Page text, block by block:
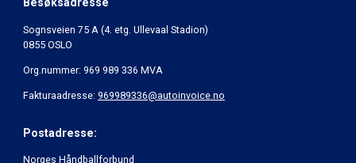
Sognsveien 75 A (4. etg. Ullevaal Stadion)
0855 OSLO
Org.nummer: 969 989 336 MVA
Fakturaadresse: 969989336@autoinvoice.no
Postadresse:
Norges Håndballforbund